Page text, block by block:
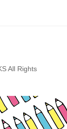
All Rights